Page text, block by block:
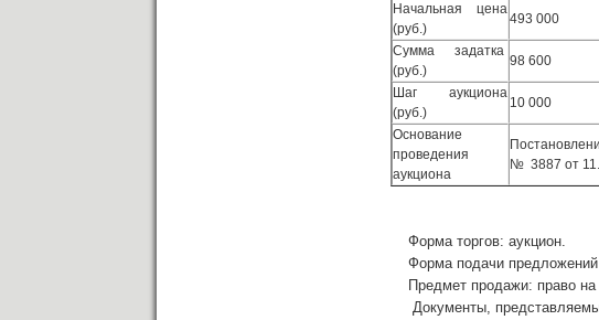
Начальная цена
(руб.)
493 000
Сумма задатка
(руб.)
98 600
Шаг аукциона
(руб.)
10 000
Основание
проведения
аукциона
№ 3887 от
Форма торгов: аукцион.
Форма подачи предложений
Предмет продажи: право на
Документы,